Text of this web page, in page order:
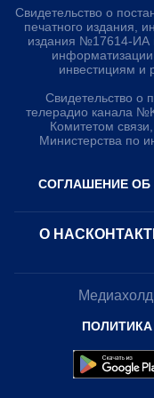
Свидетельство о
печатного издания,
издания №17614-ИА
инвестициям и
Свидетельство о
телерадио канала
Комитетом
Министерства по
СОГЛАШЕНИЕ ОБ
О НАС